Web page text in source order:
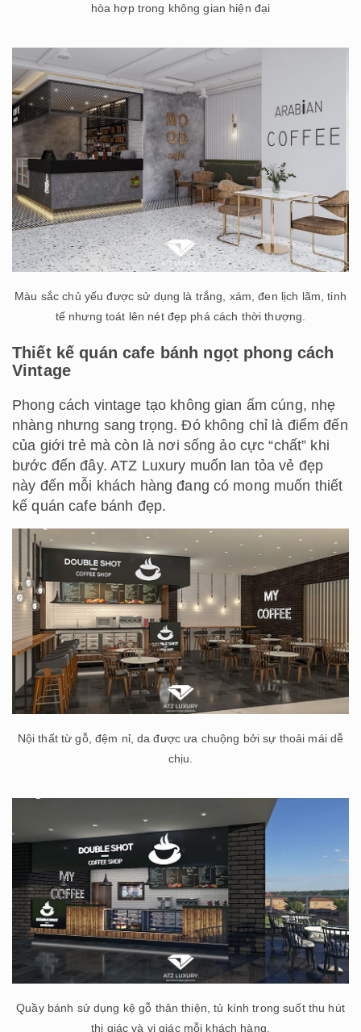
hòa hợp trong không gian hiện đại
Màu sắc chủ yếu được sử dụng là trắng, xám, đen lịch lãm, tinh
tế nhưng toát lên nét đẹp phá cách thời thượng.
Thiết kế quán cafe bánh ngọt phong cách
Vintage
Phong cách vintage tạo không gian ấm cúng, nhẹ
nhàng nhưng sang trọng. Đó không chỉ là điểm đến
của giới trẻ mà còn là nơi sống ảo cực “chất” khi
bước đến đây. ATZ Luxury muốn lan tỏa vẻ đẹp
này đến mỗi khách hàng đang có mong muốn thiết
kế quán cafe bánh đẹp.
Nội thất từ gỗ, đệm nỉ, da được ưa chuộng bởi sự thoải mái dễ
chịu.
Quầy bánh sử dụng kệ gỗ thân thiện, tủ kính trong suốt thu hút
thị giác và vị giác mỗi khách hàng.